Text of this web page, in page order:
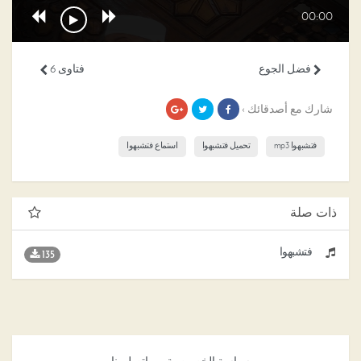
00:00
فتاوى 6 فضل الجوع
شارك مع أصدقائك ›
فتشبهوا mp3 تحميل فتشبهوا استماع فتشبهوا
ذات صلة
فتشبهوا 135